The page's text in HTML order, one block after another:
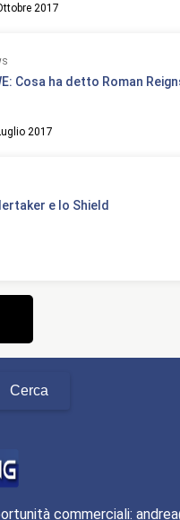
2017
Cosa ha detto Roman
2017
e lo Shield
commerciali: